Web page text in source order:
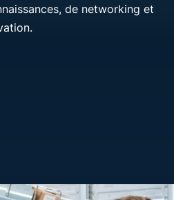
de networking et